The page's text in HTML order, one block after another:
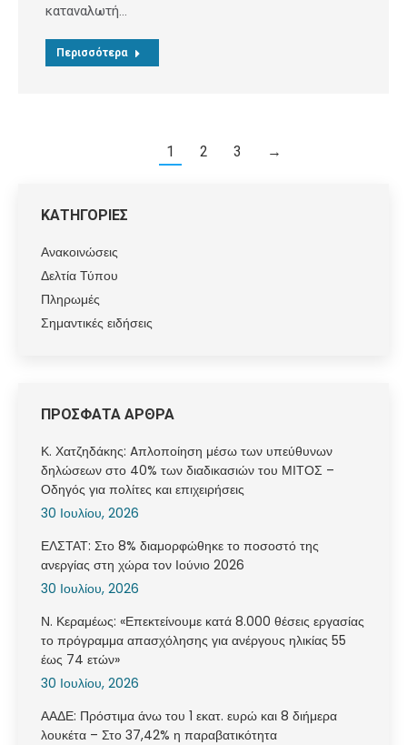
καταναλωτή…
Περισσότερα
1 2 3 →
ΚΑΤΗΓΟΡΙΕΣ
Ανακοινώσεις
Δελτία Τύπου
Πληρωμές
Σημαντικές ειδήσεις
ΠΡΟΣΦΑΤΑ ΑΡΘΡΑ
Κ. Χατζηδάκης: Aπλοποίηση μέσω των υπεύθυνων
δηλώσεων στο 40% των διαδικασιών του ΜΙΤΟΣ –
Οδηγός για πολίτες και επιχειρήσεις
30 Ιουλίου, 2026
ΕΛΣΤΑΤ: Στο 8% διαμορφώθηκε το ποσοστό της
ανεργίας στη χώρα τον Ιούνιο 2026
30 Ιουλίου, 2026
Ν. Κεραμέως: «Επεκτείνουμε κατά 8.000 θέσεις εργασίας
το πρόγραμμα απασχόλησης για ανέργους ηλικίας 55
έως 74 ετών»
30 Ιουλίου, 2026
ΑΑΔΕ: Πρόστιμα άνω του 1 εκατ. ευρώ και 8 διήμερα
λουκέτα – Στο 37,42% η παραβατικότητα